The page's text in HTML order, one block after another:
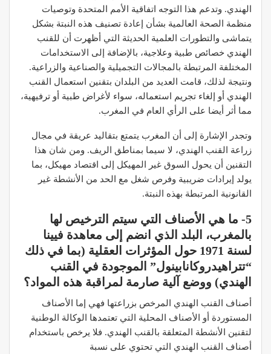
الهندي. وتدعم هذا التوجه اتفاقية الأمم المتحدة وتوصيات
منظمة الصحة العالمية بشأن إعادة تصنيف هذه النبتة بشكل
يتماشى والتطورات العلمية الحديثة التي أظهرت أن للقنب
الهندي خصائص طبية وعلاجية، بالإضافة إلى الاستخدامات
المختلفة المرتبطة بالمجالات التجميلية والصناعية والزراعية.
ونتيجة لذلك، قامت العديد من البلدان بتقنين استعمال القنب
الهندي أو إلغاء تجريم استعماله، سواء لأغراض طبية أو ترفيهية،
مما أثر أيضا على الرأي العام في المغرب.
وتجدر الإشارة إلى أن المغرب يتمتع بتقاليد عريقة في مجال
زراعة القنب الهندي، لا سيما بمناطق الريف. ومن شان هذا
التقنين أن يحول السوق غير المهيكل إلى اقتصاد مهيكل، بما
يولد إيرادات ضريبية وفرص شغل مع الحد من الأنشطة غير
القانونية المرتبطة بهذه النبتة.
5- ما هي الأصناف التي سيتم الترخيص لها
بالمغرب، البلد الذي انضم إلى معاهدة فيينا
لسنة 1971 حول المؤثرات العقلية (بما في ذلك
“تتراهيدروكانابينول” الموجودة في القنب
الهندي) ووضع آلية صارمة لمراقبة هذه المواد؟
أصناف القنب الهندي المرخص بزراعتها فهي إما الأصناف
المستوردة أو الأصناف المحلية التي تعتمدها الوكالة الوطنية
لتقنين الأنشطة المتعلقة بالقنب الهندي. فلا يرخص باستخدام
أصناف القنب الهندي التي تحتوي على نسبة